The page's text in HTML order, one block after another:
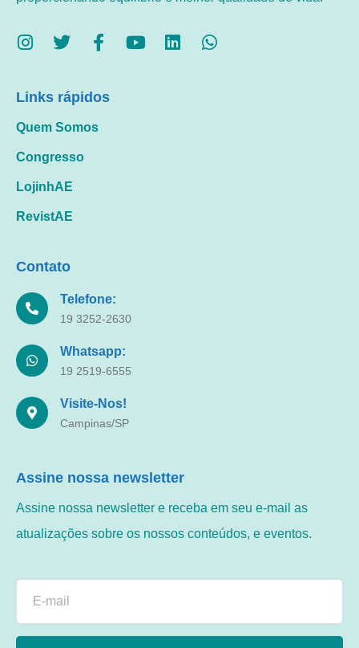
Links rápidos
Quem Somos
Congresso
LojinhAE
RevistAE
Contato
Telefone:
19 3252-2630
Whatsapp:
19 2519-6555
Visite-Nos!
Campinas/SP
Assine nossa newsletter
Assine nossa newsletter e receba em seu e-mail as
atualizações sobre os nossos conteúdos, e eventos.